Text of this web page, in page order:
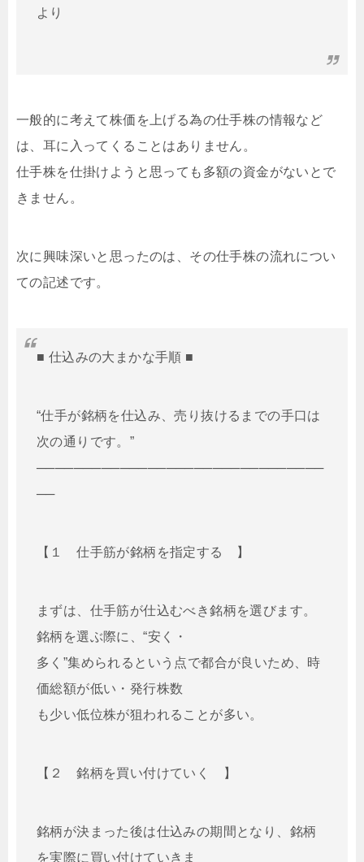
より
一般的に考えて株価を上げる為の仕手株の情報など
は、耳に入ってくることはありません。
仕手株を仕掛けようと思っても多額の資金がないとで
きません。
次に興味深いと思ったのは、その仕手株の流れについ
ての記述です。
■ 仕込みの大まかな手順 ■
“仕手が銘柄を仕込み、売り抜けるまでの手口は
次の通りです。”
───────────────────────────────
──
【１ 仕手筋が銘柄を指定する 】
まずは、仕手筋が仕込むべき銘柄を選びます。
銘柄を選ぶ際に、“安く・
多く”集められるという点で都合が良いため、時
価総額が低い・発行株数
も少い低位株が狙われることが多い。
【２ 銘柄を買い付けていく 】
銘柄が決まった後は仕込みの期間となり、銘柄
を実際に買い付けていきま